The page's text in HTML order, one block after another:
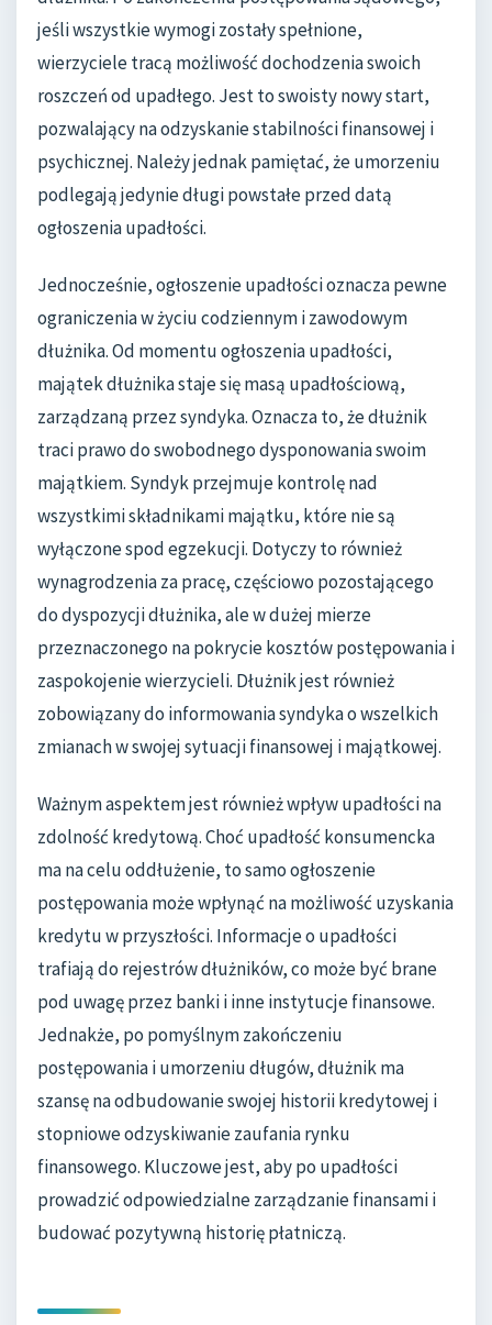
jeśli wszystkie wymogi zostały spełnione,
wierzyciele tracą możliwość dochodzenia swoich
roszczeń od upadłego. Jest to swoisty nowy start,
pozwalający na odzyskanie stabilności finansowej i
psychicznej. Należy jednak pamiętać, że umorzeniu
podlegają jedynie długi powstałe przed datą
ogłoszenia upadłości.
Jednocześnie, ogłoszenie upadłości oznacza pewne
ograniczenia w życiu codziennym i zawodowym
dłużnika. Od momentu ogłoszenia upadłości,
majątek dłużnika staje się masą upadłościową,
zarządzaną przez syndyka. Oznacza to, że dłużnik
traci prawo do swobodnego dysponowania swoim
majątkiem. Syndyk przejmuje kontrolę nad
wszystkimi składnikami majątku, które nie są
wyłączone spod egzekucji. Dotyczy to również
wynagrodzenia za pracę, częściowo pozostającego
do dyspozycji dłużnika, ale w dużej mierze
przeznaczonego na pokrycie kosztów postępowania i
zaspokojenie wierzycieli. Dłużnik jest również
zobowiązany do informowania syndyka o wszelkich
zmianach w swojej sytuacji finansowej i majątkowej.
Ważnym aspektem jest również wpływ upadłości na
zdolność kredytową. Choć upadłość konsumencka
ma na celu oddłużenie, to samo ogłoszenie
postępowania może wpłynąć na możliwość uzyskania
kredytu w przyszłości. Informacje o upadłości
trafiają do rejestrów dłużników, co może być brane
pod uwagę przez banki i inne instytucje finansowe.
Jednakże, po pomyślnym zakończeniu
postępowania i umorzeniu długów, dłużnik ma
szansę na odbudowanie swojej historii kredytowej i
stopniowe odzyskiwanie zaufania rynku
finansowego. Kluczowe jest, aby po upadłości
prowadzić odpowiedzialne zarządzanie finansami i
budować pozytywną historię płatniczą.